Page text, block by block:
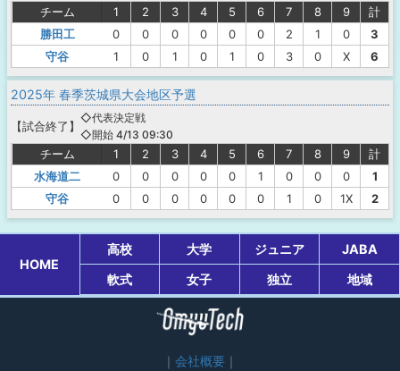
チーム 1 2 3 4 5 6 7 8 9
計
勝田工
0 0 0 0 0 0 2 1 0
3
守谷
1 0 1 0 1 0 3 0 X 6
2025年 春季茨城県大会地区予選
【試合終了 】
◇代表決定戦
◇開始 4/13 09:30
チーム 1 2 3 4 5 6 7 8 9
計
水海道二
0 0 0 0 0 1 0 0 0
1
守谷
0 0 0 0 0 0 1 0 1X 2
HOME
高校 大学 ジュニア
JABA
軟式
女子 独立 地域
会社概要